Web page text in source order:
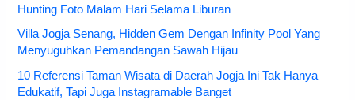
Hunting Foto Malam Hari Selama Liburan
Villa Jogja Senang, Hidden Gem Dengan Infinity Pool Yang
Menyuguhkan Pemandangan Sawah Hijau
10 Referensi Taman Wisata di Daerah Jogja Ini Tak Hanya
Edukatif, Tapi Juga Instagramable Banget